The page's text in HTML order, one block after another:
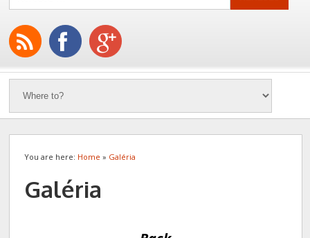
You are here: Home » Galéria
Galéria